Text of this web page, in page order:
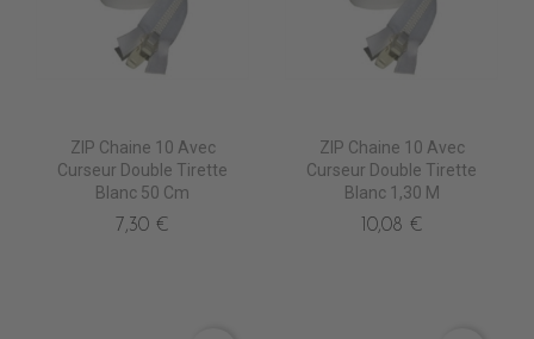
ZIP Chaine 10 Avec
Curseur Double Tirette
Blanc 50 Cm
7,30 €
ZIP Chaine 10 Avec
Curseur Double Tirette
Blanc 1,30 M
10,08 €